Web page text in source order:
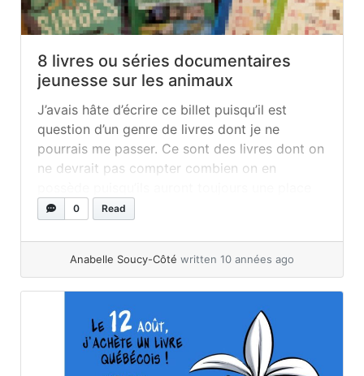
8 livres ou séries documentaires
jeunesse sur les animaux
J’avais hâte d’écrire ce billet puisqu’il est
question d’un genre de livres dont je ne
pourrais me passer. Ce sont des livres dont on
ne devrait pas compter combien on en
importante dans chaque maison, chaque
dans le titre et il s’agit bien des livres... »read
0 Read
Anabelle Soucy-Côté written 10 années ago